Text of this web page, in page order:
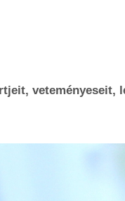
veteményeseit,